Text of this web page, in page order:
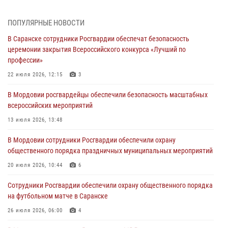
нанесение побоев
03 августа 2026, 08:58
Сотрудники Росгвардии обеспечили безопасность празднования 98-
03 августа 2026, 08:32 5
В Мордовии отметили День ВДВ: нарушений правопорядка не
03 августа 2026, 07:40
В Мордовии подведены итоги работы подразделений лицензионно-
02 августа 2026, 06:31
ПОПУЛЯРНЫЕ НОВОСТИ
В Саранске сотрудники Росгвардии обеспечат безопасность
церемонии закрытия Всероссийского конкурса «Лучший по
профессии»
22 июля 2026, 12:15 3
В Мордовии росгвардейцы обеспечили безопасность масштабных
всероссийских мероприятий
13 июля 2026, 13:48
В Мордовии сотрудники Росгвардии обеспечили охрану
общественного порядка праздничных муниципальных мероприятий
20 июля 2026, 10:44 6
Сотрудники Росгвардии обеспечили охрану общественного порядка
на футбольном матче в Саранске
26 июля 2026, 06:00 4